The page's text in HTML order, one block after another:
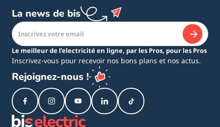
La news de bis
Le meilleur de l’electricité en ligne, par les Pros, pour les Pros
Inscrivez-vous pour recevoir nos bons plans et nos actus.
Rejoignez-nous !